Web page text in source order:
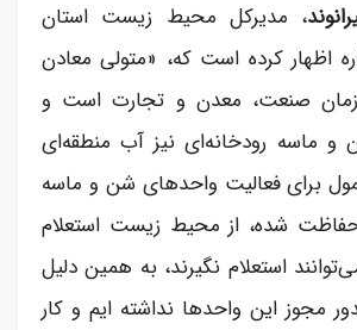
، مدیرکل محیط زیست استان
اظهار کرده است که، «متولی معادن
صنعت، معدن و تجارت است و
و ماسه رودخانه‌ای نیز آب منطقه‌ای
برای فعالیت واحد‌های شن و ماسه
شده، از محیط زیست استعلام
استعلام نگیرند، به همین دلیل
مجوز این واحد‌ها نداشته ایم و کار